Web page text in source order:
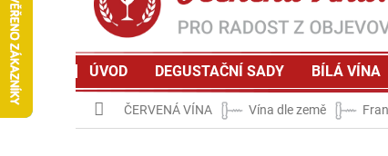
ÚVOD DEGUSTAČNÍ SADY BÍLÁ VÍNA
Domů
ČERVENÁ VÍNA Vína dle země